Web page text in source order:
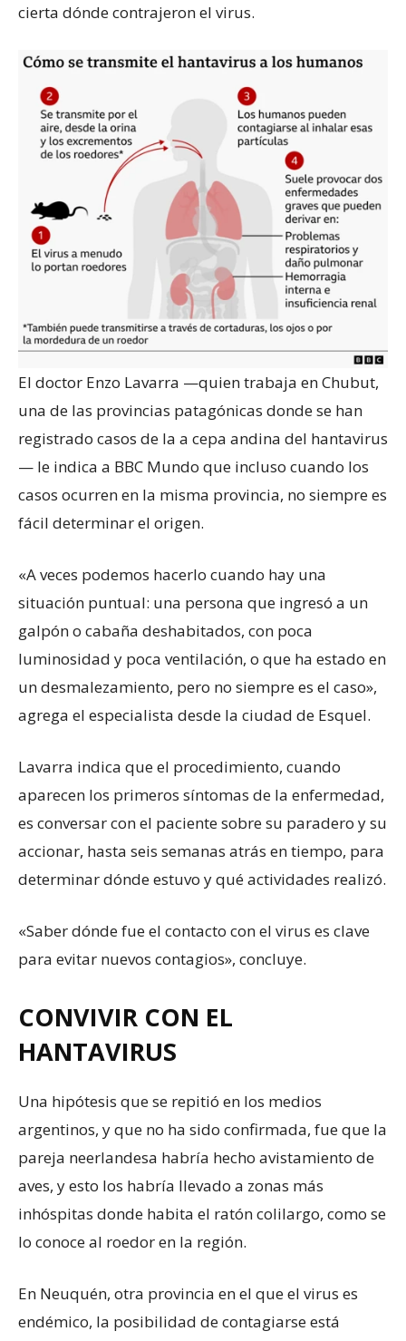
cierta dónde contrajeron el virus.
El doctor Enzo Lavarra —quien trabaja en Chubut,
una de las provincias patagónicas donde se han
registrado casos de la a cepa andina del hantavirus
— le indica a BBC Mundo que incluso cuando los
casos ocurren en la misma provincia, no siempre es
fácil determinar el origen.
«A veces podemos hacerlo cuando hay una
situación puntual: una persona que ingresó a un
galpón o cabaña deshabitados, con poca
luminosidad y poca ventilación, o que ha estado en
un desmalezamiento, pero no siempre es el caso»,
agrega el especialista desde la ciudad de Esquel.
Lavarra indica que el procedimiento, cuando
aparecen los primeros síntomas de la enfermedad,
es conversar con el paciente sobre su paradero y su
accionar, hasta seis semanas atrás en tiempo, para
determinar dónde estuvo y qué actividades realizó.
«Saber dónde fue el contacto con el virus es clave
para evitar nuevos contagios», concluye.
CONVIVIR CON EL
HANTAVIRUS
Una hipótesis que se repitió en los medios
argentinos, y que no ha sido confirmada, fue que la
pareja neerlandesa habría hecho avistamiento de
aves, y esto los habría llevado a zonas más
inhóspitas donde habita el ratón colilargo, como se
lo conoce al roedor en la región.
En Neuquén, otra provincia en el que el virus es
endémico, la posibilidad de contagiarse está